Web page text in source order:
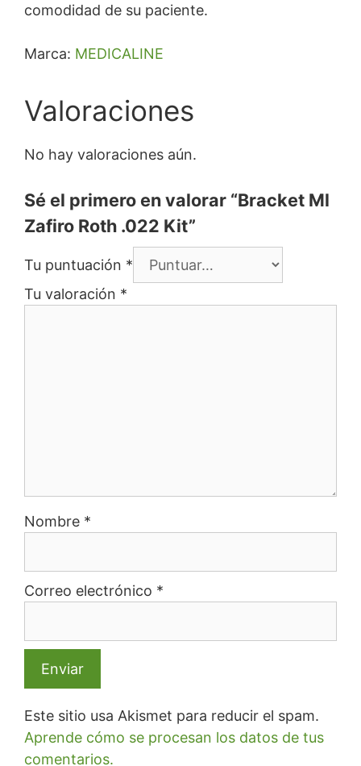
comodidad de su paciente.
Marca: MEDICALINE
Valoraciones
No hay valoraciones aún.
Sé el primero en valorar “Bracket Ml
Zafiro Roth .022 Kit”
Tu puntuación *
Tu valoración *
Nombre *
Correo electrónico *
Este sitio usa Akismet para reducir el spam.
Aprende cómo se procesan los datos de tus
comentarios.